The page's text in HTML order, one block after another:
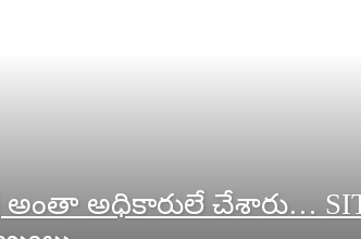
| అంతా అధికారులే చేశారు…